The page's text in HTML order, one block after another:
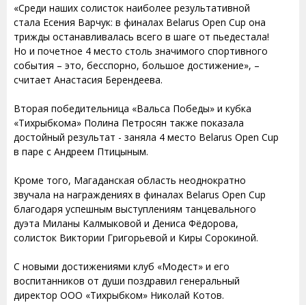
«Среди наших солисток наиболее результативной
стала Есения Варчук: в финалах Belarus Open Cup она
трижды останавливалась всего в шаге от пьедестала!
Но и почетное 4 место столь значимого спортивного
события – это, бесспорно, большое достижение», –
считает Анастасия Берендеева.
Вторая победительница «Вальса Победы» и кубка
«Тихрыбкома» Полина Петросян также показала
достойный результат - заняла 4 место Belarus Open Cup
в паре с Андреем Птицыным.
Кроме того, Магаданская область неоднократно
звучала на награждениях в финалах Belarus Open Cup
благодаря успешным выступлениям танцевального
дуэта Миланы Калмыковой и Дениса Фёдорова,
солисток Виктории Григорьевой и Киры Сорокиной.
С новыми достижениями клуб «Модест» и его
воспитанников от души поздравил генеральный
директор ООО «Тихрыбком» Николай Котов.